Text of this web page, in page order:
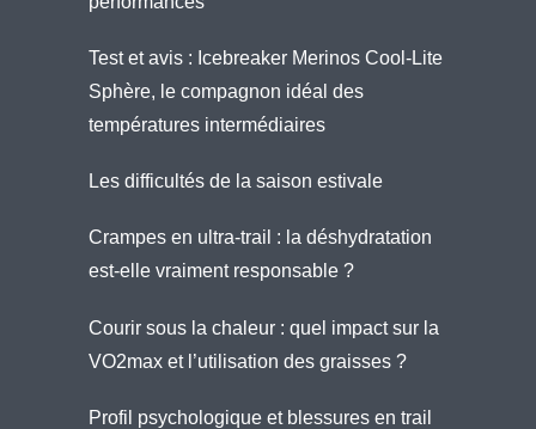
Test et avis : Icebreaker Merinos Cool-Lite
Sphère, le compagnon idéal des
températures intermédiaires
Les difficultés de la saison estivale
Crampes en ultra-trail : la déshydratation
est-elle vraiment responsable ?
Courir sous la chaleur : quel impact sur la
VO2max et l’utilisation des graisses ?
Profil psychologique et blessures en trail